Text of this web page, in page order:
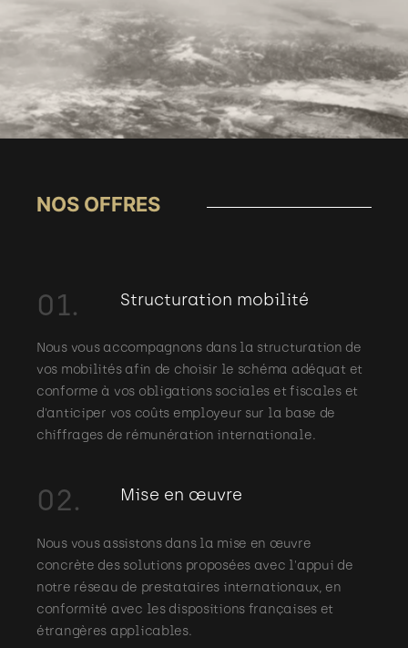
NOS OFFRES
01. Structuration mobilité
Nous vous accompagnons dans la structuration de
vos mobilités afin de choisir le schéma adéquat et
conforme à vos obligations sociales et fiscales et
d'anticiper vos coûts employeur sur la base de
chiffrages de rémunération internationale.
02. Mise en œuvre
Nous vous assistons dans la mise en œuvre
concrète des solutions proposées avec l'appui de
notre réseau de prestataires internationaux, en
conformité avec les dispositions françaises et
étrangères applicables.